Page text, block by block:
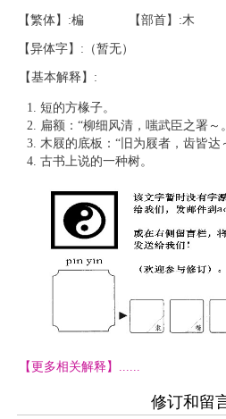
【繁体】:楄 【部首】:木
【异体字】:（暂无）
【基本解释】:
短的方椽子。
扁额：“柳细风清，嗤武臣之署～
木屐的底板：“旧为屐者，齿皆达
古书上说的一种树。
【更多相关解释】......